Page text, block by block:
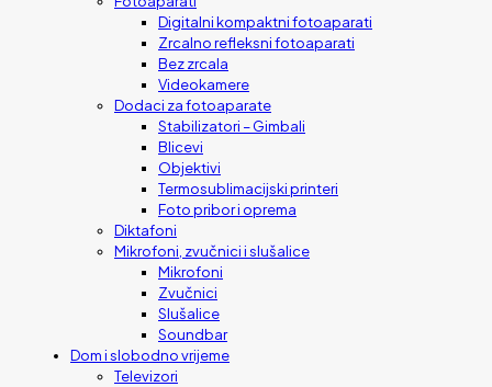
Digitalni kompaktni fotoaparati
Zrcalno refleksni fotoaparati
Bez zrcala
Videokamere
Dodaci za fotoaparate
Stabilizatori – Gimbali
Blicevi
Objektivi
Termosublimacijski printeri
Foto pribor i oprema
Diktafoni
Mikrofoni, zvučnici i slušalice
Mikrofoni
Zvučnici
Slušalice
Soundbar
Dom i slobodno vrijeme
Televizori